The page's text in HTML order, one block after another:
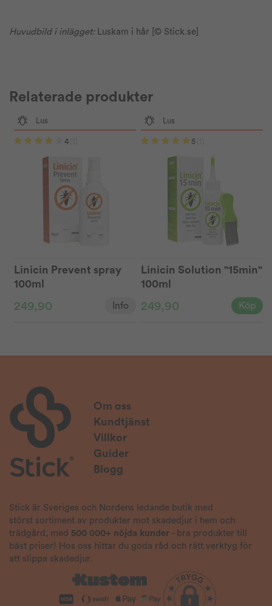
Huvudbild i inlägget:Luskam i hår [© Stick.se]
Relaterade produkter
Lus
4
Linicin Prevent spray
100ml
249,90 Info
Lus
5
Linicin Solution "15min"
100ml
249,90 Köp
Om oss
Kundtjänst
Villkor
Guider
Blogg
Stick är Sveriges och Nordens ledande butik med
störst sortiment av produkter mot skadedjur i hem och
trädgård, med 500 000+ nöjda kunder - bra produkter till
bäst priser! Hos oss hittar du goda råd och rätt verktyg för
att slippa skadedjur.